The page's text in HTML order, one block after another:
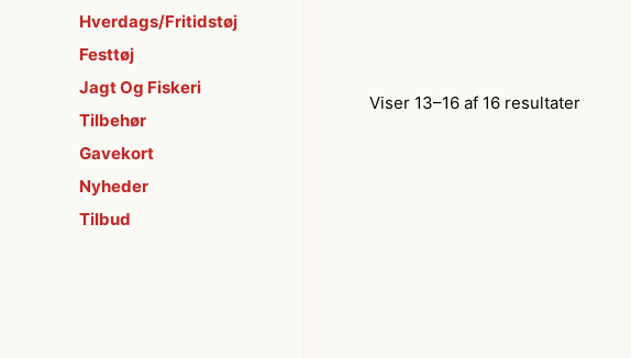
Hverdags/Fritidstøj
Festtøj
Jagt Og Fiskeri
Tilbehør
Gavekort
Nyheder
Tilbud
Viser 13–16 af 16 resultater